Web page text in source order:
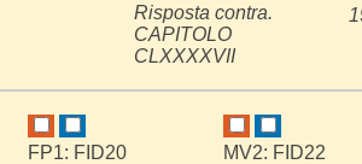
Risposta contra.
CAPITOLO
CLXXXXVII
FP1: FID20
MV2: FID22